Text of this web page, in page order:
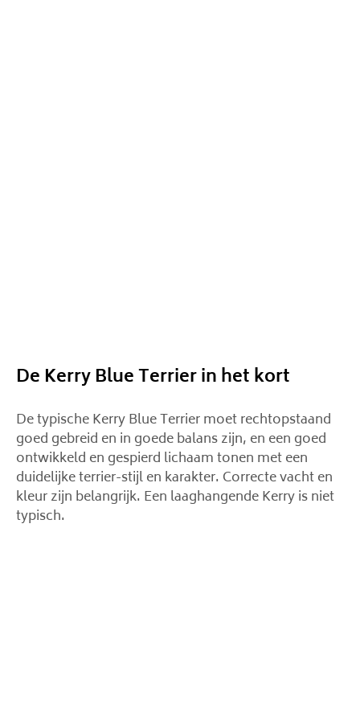
De Kerry Blue Terrier in het kort
De typische Kerry Blue Terrier moet rechtopstaand
goed gebreid en in goede balans zijn, en een goed
ontwikkeld en gespierd lichaam tonen met een
duidelijke terrier-stijl en karakter. Correcte vacht en
kleur zijn belangrijk. Een laaghangende Kerry is niet
typisch.